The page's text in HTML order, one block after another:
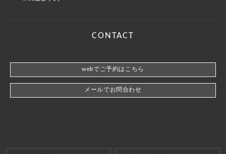
CONTACT
webでご予約はこちら
メールでお問合わせ